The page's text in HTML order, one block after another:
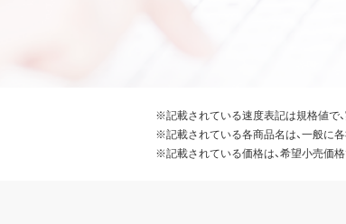
第7条 その他
※記載されている速度表記は規格値で
※記載されている各商品名は、一般に
※記載されている価格は、希望小売価格